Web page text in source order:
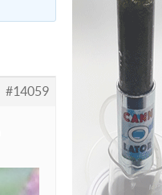
#14059